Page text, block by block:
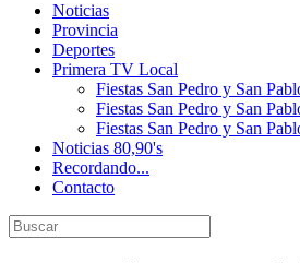
Noticias
Provincia
Deportes
Primera TV Local
Fiestas San Pedro y San
Fiestas San Pedro y San
Fiestas San Pedro y San
Noticias 80,90's
Recordando...
Contacto